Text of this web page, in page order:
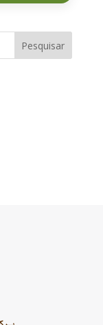
Pesquisar